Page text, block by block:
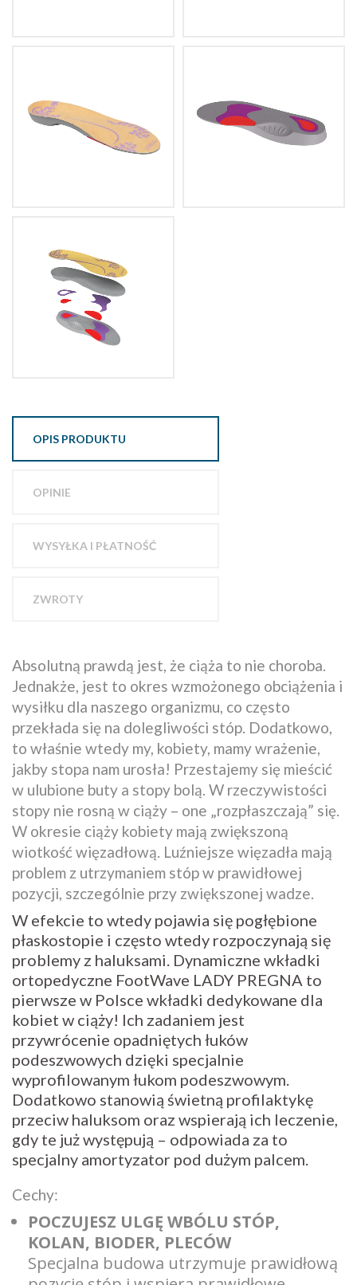
OPIS PRODUKTU
OPINIE
WYSYŁKA I PŁATNOŚĆ
ZWROTY
Absolutną prawdą jest, że ciąża to nie choroba.
Jednakże, jest to okres wzmożonego obciążenia i
wysiłku dla naszego organizmu, co często
przekłada się na dolegliwości stóp. Dodatkowo,
to właśnie wtedy my, kobiety, mamy wrażenie,
jakby stopa nam urosła! Przestajemy się mieścić
w ulubione buty a stopy bolą. W rzeczywistości
stopy nie rosną w ciąży – one „rozpłaszczają” się.
W okresie ciąży kobiety mają zwiększoną
wiotkość więzadłową. Luźniejsze więzadła mają
problem z utrzymaniem stóp w prawidłowej
pozycji, szczególnie przy zwiększonej wadze.
W efekcie to wtedy pojawia się pogłębione
płaskostopie i często wtedy rozpoczynają się
problemy z haluksami. Dynamiczne wkładki
ortopedyczne FootWave LADY PREGNA to
pierwsze w Polsce wkładki dedykowane dla
kobiet w ciąży! Ich zadaniem jest
przywrócenie opadniętych łuków
podeszwowych dzięki specjalnie
wyprofilowanym łukom podeszwowym.
Dodatkowo stanowią świetną profilaktykę
przeciw haluksom oraz wspierają ich leczenie,
gdy te już występują – odpowiada za to
specjalny amortyzator pod dużym palcem.
Cechy:
POCZUJESZ ULGĘ WBÓLU STÓP,
KOLAN, BIODER, PLECÓW
Specjalna budowa utrzymuje prawidłową